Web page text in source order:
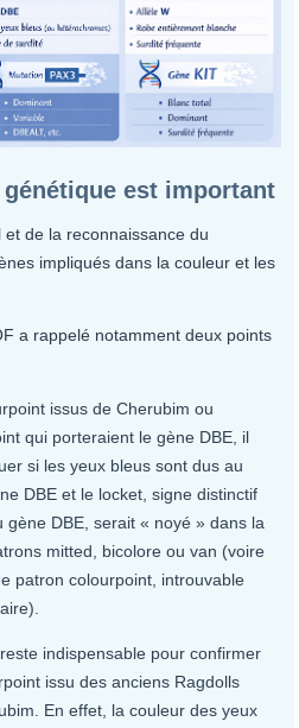
est important
de la reconnaissance du
impliqués dans la couleur et les
a rappelé notamment deux points
issus de Cherubim ou
qui porteraient le gène DBE, il
si les yeux bleus sont dus au
DBE et le locket, signe distinctif
gène DBE, serait « noyé » dans la
mitted, bicolore ou van (voire
patron colourpoint, introuvable
indispensable pour confirmer
issu des anciens Ragdolls
En effet, la couleur des yeux